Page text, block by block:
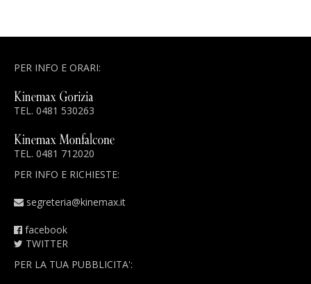
PER INFO E ORARI:
TEL. 0481 530263
TEL. 0481 712020
PER INFO E RICHIESTE:
segreteria@kinemax.it
facebook
TWITTER
PER LA TUA PUBBLICITA':